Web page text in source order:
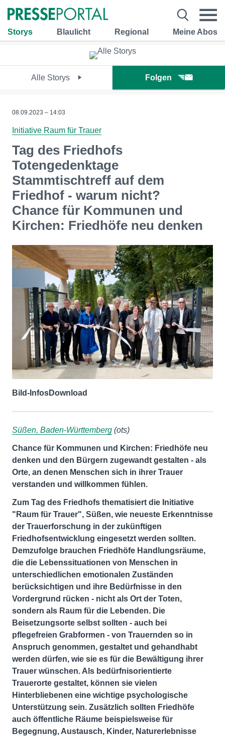
Storys Blaulicht Regional Meine Abos
Alle Storys Folgen
08.09.2023 – 14:03
Initiative Raum für Trauer
Tag des Friedhofs
Totengedenktage
Stammtischtreff auf dem
Friedhof - warum nicht?
Chance für Kommunen und
Kirchen: Friedhöfe neu denken
Bild-InfosDownload
Süßen, Baden-Württemberg (ots)
Chance für Kommunen und Kirchen: Friedhöfe neu
denken und den Bürgern zugewandt gestalten - als
Orte, an denen Menschen sich in ihrer Trauer
verstanden und willkommen fühlen.
Zum Tag des Friedhofs thematisiert die Initiative
"Raum für Trauer", Süßen, wie neueste Erkenntnisse
der Trauerforschung in der zukünftigen
Friedhofsentwicklung eingesetzt werden sollten.
Demzufolge brauchen Friedhöfe Handlungsräume,
die die Lebenssituationen von Menschen in
unterschiedlichen emotionalen Zuständen
berücksichtigen und ihre Bedürfnisse in den
Vordergrund rücken - nicht als Ort der Toten,
sondern als Raum für die Lebenden. Die
Beisetzungsorte selbst sollten - auch bei
pflegefreien Grabformen - von Trauernden so in
Anspruch genommen, gestaltet und gehandhabt
werden dürfen, wie sie es für die Bewältigung ihrer
Trauer wünschen. Als bedürfnisorientierte
Trauerorte gestaltet, können sie vielen
Hinterbliebenen eine wichtige psychologische
Unterstützung sein. Zusätzlich sollten Friedhöfe
auch öffentliche Räume beispielsweise für
Begegnung, Austausch, Kinder, Naturerlebnisse